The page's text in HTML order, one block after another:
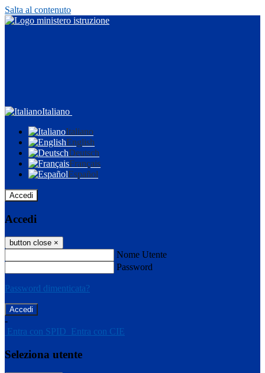
Salta al contenuto
Italiano
Italiano
English
Deutsch
Français
Español
Accedi
Accedi
button close ×
Nome Utente
Password
Password dimenticata?
-
Entra con SPID Entra con CIE
Seleziona utente